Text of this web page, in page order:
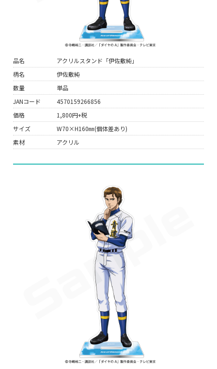
品名
アクリルスタンド「伊佐敷純」
柄名
伊佐敷純
数量
単品
JANコード
4570159266856
価格
1,800円+税
サイズ
W70×H160㎜(個体差あり)
素材
アクリル